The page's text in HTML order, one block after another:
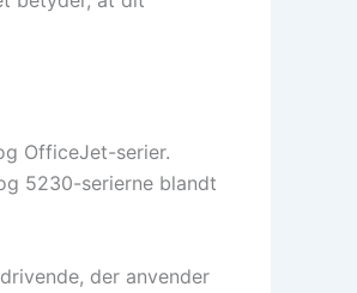
OfficeJet-serier.
5230-serierne blandt
der anvender